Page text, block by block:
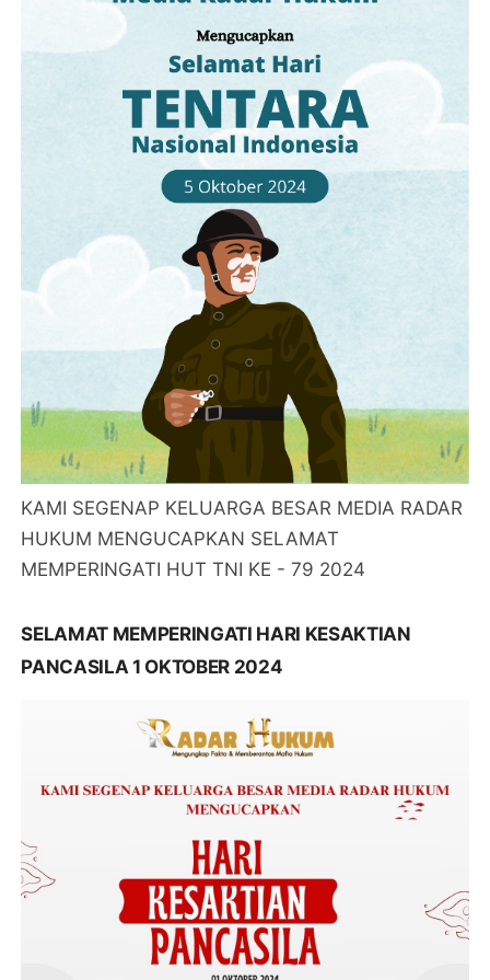
KAMI SEGENAP KELUARGA BESAR MEDIA RADAR
HUKUM MENGUCAPKAN SELAMAT
MEMPERINGATI HUT TNI KE - 79 2024
SELAMAT MEMPERINGATI HARI KESAKTIAN
PANCASILA 1 OKTOBER 2024